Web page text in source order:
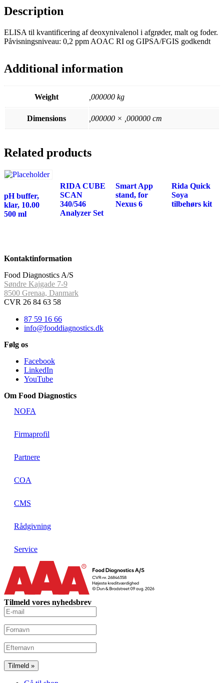
Description
ELISA til kvantificering af deoxynivalenol i afgrøder, malt og foder.
Påvisningsniveau: 0,2 ppm AOAC RI og GIPSA/FGIS godkendt
Additional information
Weight ,000000 kg
Dimensions ,000000 × ,000000 cm
Related products
pH buffer,
klar, 10.00
500 ml
RIDA CUBE
SCAN
340/546
Analyzer Set
Smart App
stand, for
Nexus 6
Rida Quick
Soya
tilbehørs kit
Kontaktinformation
Food Diagnostics A/S
Søndre Kajgade 7-9
8500 Grenaa, Danmark
CVR 26 84 63 58
87 59 16 66
info@fooddiagnostics.dk
Følg os
Facebook
LinkedIn
YouTube
Om Food Diagnostics
NOFA
Firmaprofil
Partnere
COA
CMS
Rådgivning
Service
Tilmeld vores nyhedsbrev